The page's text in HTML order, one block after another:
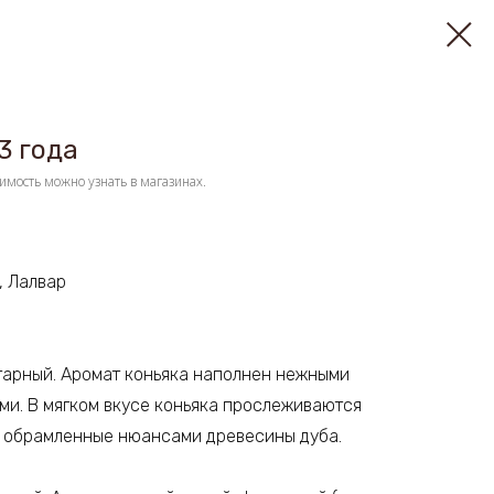
года
можно узнать в магазинах.
Лалвар
Аромат коньяка наполнен нежными
В мягком вкусе коньяка прослеживаются
нюансами древесины дуба.